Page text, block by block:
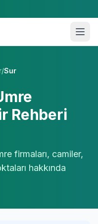
/Sur
Rehberi
firmaları, camiler,
hakkında